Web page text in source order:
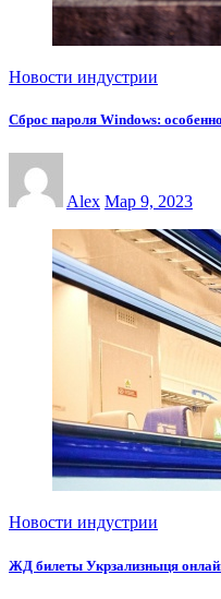
Новости индустрии
Сброс пароля Windows:
Alex Мар 9, 2023
Новости индустрии
ЖД билеты Укрзализныця